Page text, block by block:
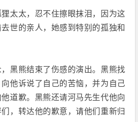
太太，忍不住擦眼抹泪，因为这
世的亲人，她感到特别的孤独和
黑熊结束了伤感的演出。黑熊找
他诉说了自己的苦恼，并为自己
道歉。黑熊还请河马先生代他向
，转达他的歉意，请他们重新归